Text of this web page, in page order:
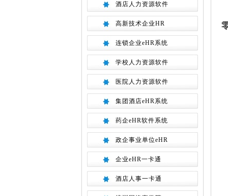
酒店人力资源软件
高新技术企业HR
连锁企业eHR系统
学校人力资源软件
医院人力资源软件
集团酒店eHR系统
药企eHR软件系统
政企事业单位eHR
企业eHR一卡通
酒店人事一卡通